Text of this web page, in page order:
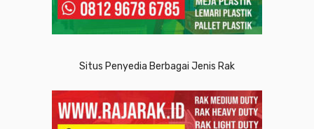
Situs Penyedia Berbagai Jenis Rak